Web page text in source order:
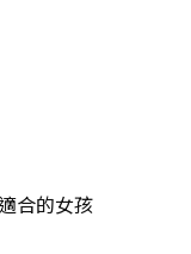
合的女孩